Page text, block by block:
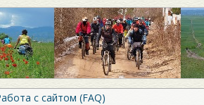
с сайтом (FAQ)